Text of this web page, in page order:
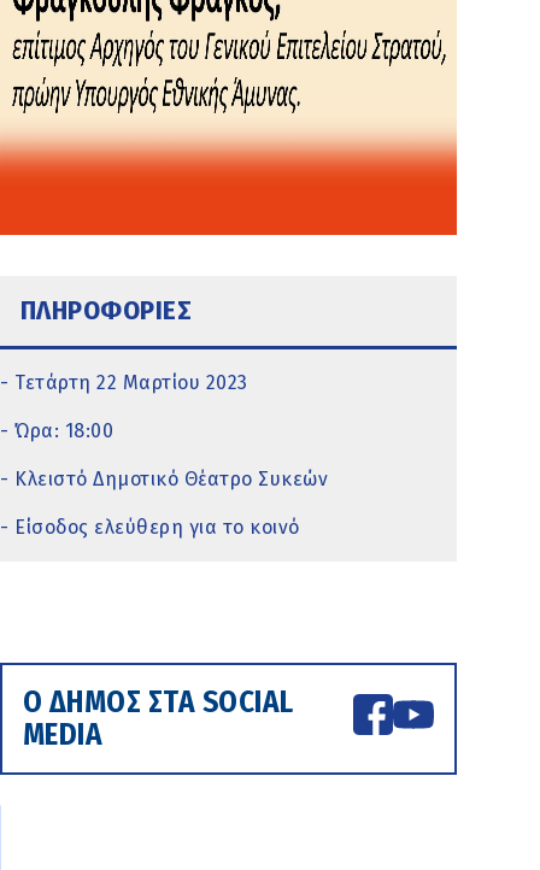
ΠΛΗΡΟΦΟΡΙΕΣ
- Τετάρτη 22 Μαρτίου 2023
- Ώρα: 18:00
- Κλειστό Δημοτικό Θέατρο Συκεών
- Είσοδος ελεύθερη για το κοινό
Ο ΔΗΜΟΣ ΣΤΑ SOCIAL
MEDIA